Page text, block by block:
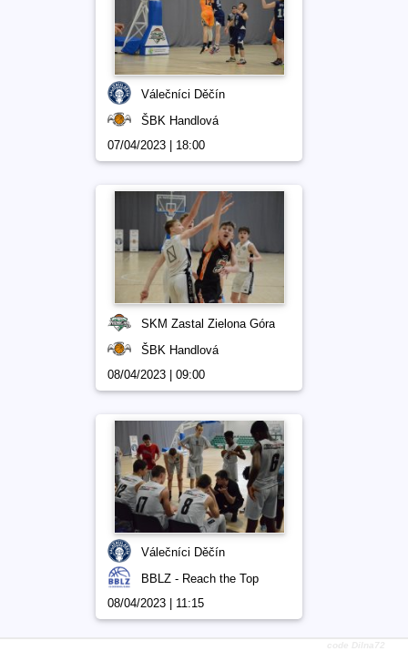
Válečníci Děčín
ŠBK Handlová
07/04/2023 | 18:00
SKM Zastal Zielona Góra
ŠBK Handlová
08/04/2023 | 09:00
Válečníci Děčín
BBLZ - Reach the Top
08/04/2023 | 11:15